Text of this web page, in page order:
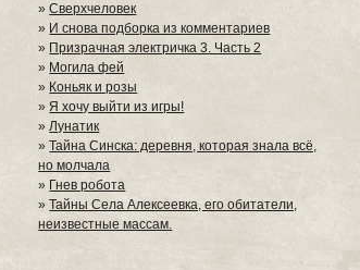
»Сверхчеловек
» И снова подборка из комментариев
» Призрачная электричка 3. Часть 2
» Могила фей
» Коньяк и розы
»Я хочу выйти из игры!
»Лунатик
»Тайна Синска: деревня, которая знала всё,
но молчала
» Гнев робота
»Тайны Села Алексеевка, его обитатели,
неизвестные массам.